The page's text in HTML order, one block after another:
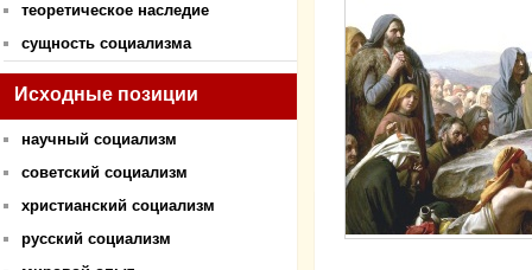
теоретическое наследие
сущность социализма
Исходные позиции
научный социализм
советский социализм
христианский социализм
русский социализм